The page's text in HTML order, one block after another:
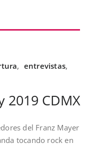
, entrevistas,
2019 CDMX
del Franz Mayer
tocando rock en